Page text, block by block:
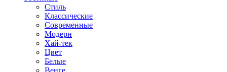
Стиль
Классические
Современные
Модерн
Хай-тек
Цвет
Белые
Венге